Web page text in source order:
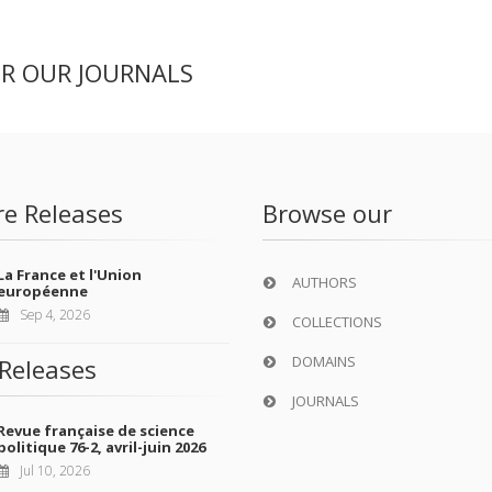
OUR JOURNALS
Releases
France et l'Union
Sep 4, 2026
française de science
76-2, avril-juin 2026
Jul 10, 2026
Browse our
AUTHORS
COLLECTIONS
DOMAINS
JOURNALS